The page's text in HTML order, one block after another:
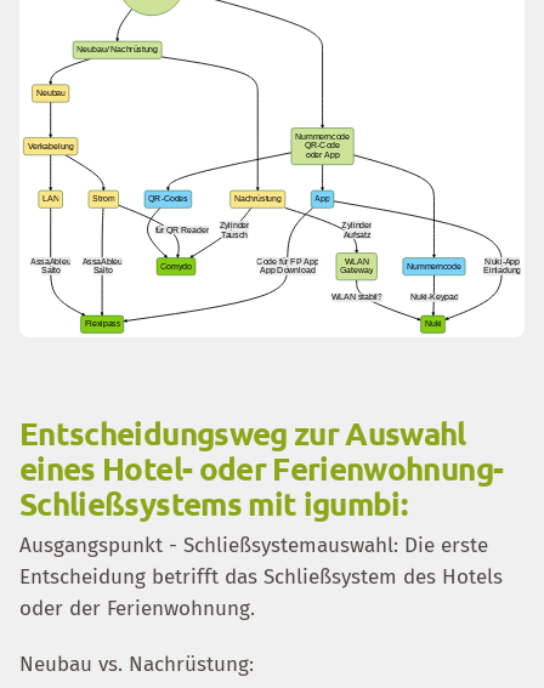
Entscheidungsweg zur Auswahl
eines Hotel- oder Ferienwohnung-
Schließsystems mit igumbi:
Ausgangspunkt - Schließsystemauswahl: Die erste
Entscheidung betrifft das Schließsystem des Hotels
oder der Ferienwohnung.
Neubau vs. Nachrüstung: